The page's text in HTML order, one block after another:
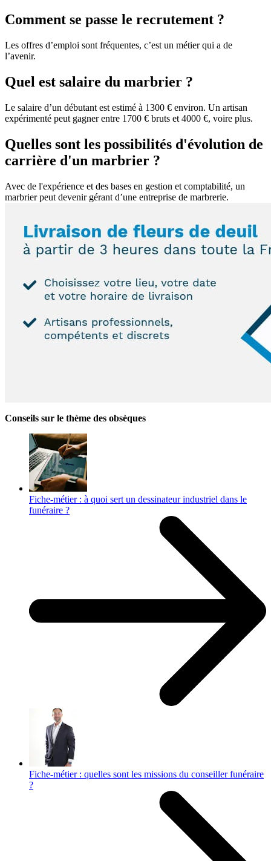
Comment se passe le recrutement ?
Les offres d’emploi sont fréquentes, c’est un métier qui a de
l’avenir.
Quel est salaire du marbrier ?
Le salaire d’un débutant est estimé à 1300 € environ. Un artisan
expérimenté peut gagner entre 1700 € bruts et 4000 €, voire plus.
Quelles sont les possibilités d'évolution de
carrière d'un marbrier ?
Avec de l'expérience et des bases en gestion et comptabilité, un
marbrier peut devenir gérant d’une entreprise de marbrerie.
Conseils sur le thème des obsèques
Fiche-métier : à quoi sert un dessinateur industriel dans le
funéraire ?
Fiche-métier : quelles sont les missions du conseiller funéraire
?